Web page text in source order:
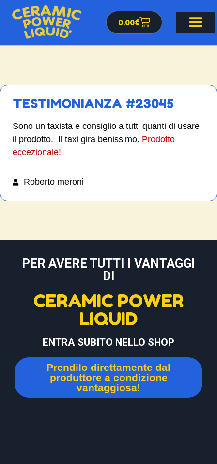
0,00€
TESTIMONIANZA #23045
Sono un taxista e consiglio a tutti quanti di usare
il prodotto. Il taxi gira benissimo. Prodotto
eccezionale!
Roberto meroni
PER AVERE TUTTI I VANTAGGI
DI
CERAMIC POWER
LIQUID
ENTRA SUBITO NELLO SHOP
Prendilo direttamente dal
produttore a condizione
vantaggiosa!